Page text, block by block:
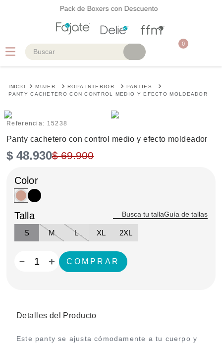
Pack de Boxers con Descuento
Buscar 0
MUJER ROPA INTERIOR
PANTIES
PANTY CACHETERO CON CONTROL MEDIO Y EFECTO MOLDEADOR
Referencia: 15238
Panty cachetero con control medio y efecto moldeador
$ 48.930$ 69.900
Talla
S M L XL 2XL
Guía de tallas
＋
－
Detalles del Producto
Este panty se ajusta cómodamente a tu cuerpo y
1. faja
3. body
4 . brasier
5. vestidos baño